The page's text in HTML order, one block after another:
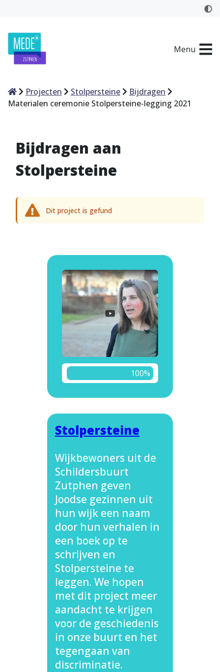
Menu
HomeProjecten Stolpersteine
Bijdragen
Materialen ceremonie Stolpersteine-legging 2021
Bijdragen aan
Stolpersteine
Dit project is gefund
100%
Stolpersteine
Wijkbewoners uit de
Schildersbuurt
Zutphen geven
Joodse gezinnen uit
hun wijk een naam
door hun verhalen in
een boek op te
schrijven en
Stolpersteine te
leggen. We hopen
met dit project meer
aandacht te krijgen
voor de geschiedenis
in onze buurt en het
tegengaan van
discriminatie.